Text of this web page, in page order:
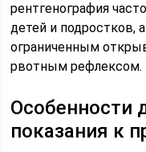
рентгенография
детей и подростков,
ограниченным
рвотным рефлексом.
Особенности
показания к